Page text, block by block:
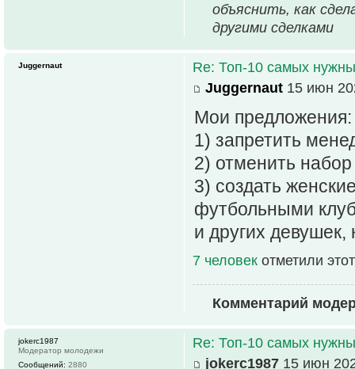
объяснить, как
другими сделками
Re: Топ-10 самых
Juggernaut 15 июн
Мои предложения:
1) запретить
2) отменить
3) создать
футбольными
и других
7 человек отметили
Комментарий
Juggernaut
Re: Топ-10 самых
jokerc1987 15 июн
jokerc1987
Модератор молодежи
Сообщений: 2880